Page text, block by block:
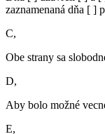
zaznamenaná dňa [ ]
C,
Obe strany sa
D,
Aby bolo možné
E,